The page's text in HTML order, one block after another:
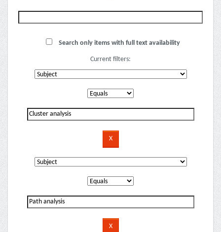
Search only items with full text availability
Current filters: